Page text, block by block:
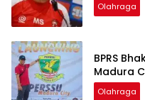
Olahraga
BPRS
Madura
Olahraga